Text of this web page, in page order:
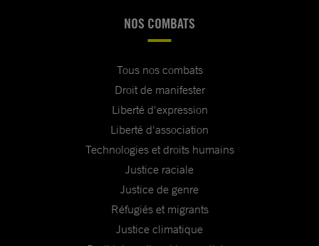
NOS COMBATS
Tous nos combats
Droit de manifester
Liberté d'expression
Liberté d'association
Technologies et droits humains
Justice raciale
Justice de genre
Réfugiés et migrants
Justice climatique